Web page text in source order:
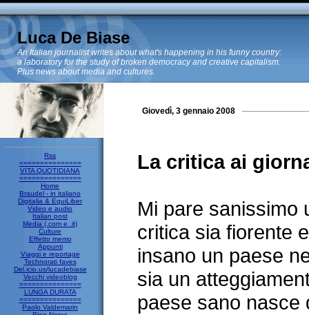
Luca De Biase
An Italian journalist writes about what's happening in his funny country:
a laboratory for the study of broken democracy and creative capitalism.
Plus news about media and cultures.
Rss
===============
VITA QUOTIDIANA
===============
Home
Braudel - in italiano
Digitalia & EquiLiber
Video e audio
Italian post
Media (.com e .it)
Culture
Effetto memo
Appunti
Viaggi e reportage
Technorati faves
Del.icio.us/lucadebiase
Vecchi videoblog
===============
LUNGA DURATA
===============
Paolo Valdemarin
Giovedì, 3 gennaio 2008
La critica ai
Mi pare sanissimo
critica sia fiorente
insano un paese
sia un
paese sano nasce